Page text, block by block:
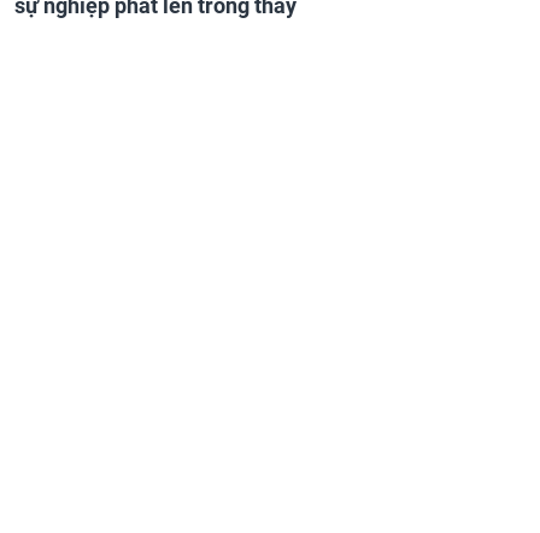
sự nghiệp phất lên trông thấy